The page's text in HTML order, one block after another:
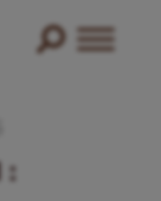
: